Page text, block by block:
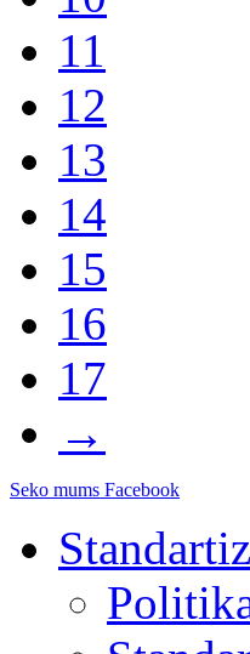
11
12
13
14
15
16
17
→
Seko mums Facebook